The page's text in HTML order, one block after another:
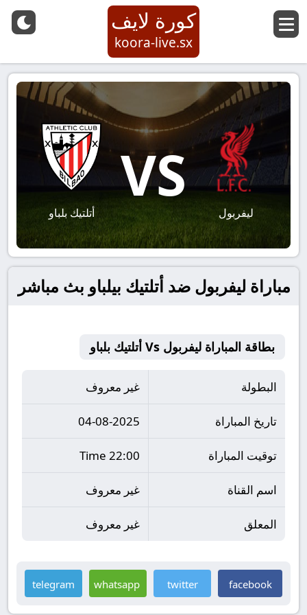
كورة لايف
koora-live.sx
ليفربول
VS
أتلتيك بلباو
مباراة ليفربول ضد أتلتيك بيلباو بث مباشر
بطاقة المباراة ليفربول Vs أتلتيك بلباو
البطولة غير معروف
تاريخ المباراة 04-08-2025
توقيت المباراة 22:00 Time
اسم القناة غير معروف
المعلق غير معروف
facebook
twitter
whatsapp
telegram